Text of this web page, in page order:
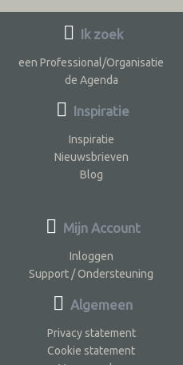
Ik zoek
een Professional/Organisatie
de Agenda
Inspiratie
Inspiratie
Nieuwsbrieven
Blog
Mijn Account
Inloggen
Support / Ondersteuning
Algemeen
Privacy statement
Cookie statement